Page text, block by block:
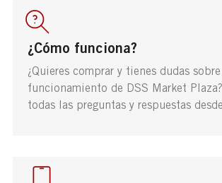
¿Cómo funciona?
¿Quieres comprar y tienes dudas sobre
funcionamiento de DSS Market
todas las preguntas y respuestas desde